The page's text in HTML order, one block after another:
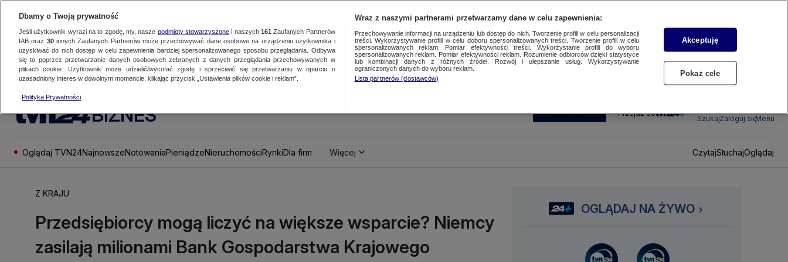
BIZNES SUBSKRYBUJ Przejdź do
SzukajZaloguj sięMenu
Oglądaj TVN24NajnowszeNotowaniaPieniądzeNieruchomościRynkiDla firm Więcej CzytajSłuchajOglądaj
Z KRAJU
Przedsiębiorcy mogą liczyć na większe wsparcie? Niemcy
zasilają milionami Bank Gospodarstwa Krajowego
OGLĄDAJ NA ŻYWO
Dbamy o Twoją prywatność
Jeśli użytkownik wyrazi na to zgodę, my, nasze podmioty stowarzyszonei naszych 161 Zaufanych Partnerów
IAB oraz 30innych Zaufanych Partnerów może przechowywać dane osobowe na urządzeniu użytkownika i
uzyskiwać do nich dostęp w celu zapewnienia bardziej spersonalizowanego sposobu przeglądania. Odbywa
się to poprzez przetwarzanie danych osobowych zebranych z danych przeglądania przechowywanych w
plikach cookie. Użytkownik może udzielić/wycofać zgodę i sprzeciwić się przetwarzaniu w oparciu o
uzasadniony interes w dowolnym momencie, klikając przycisk „Ustawienia plików cookie i reklam”.
Polityka Prywatności
Wraz z naszymi partnerami przetwarzamy dane w celu zapewnienia:
Przechowywanie informacji na urządzeniu lub dostęp do nich. Tworzenie profili w celu personalizacji
treści. Wykorzystywanie profili w celu doboru spersonalizowanych treści. Tworzenie profili w celu
spersonalizowanych reklam. Pomiar efektywności treści. Wykorzystanie profili do wyboru
spersonalizowanych reklam. Pomiar efektywności reklam. Rozumienie odbiorców dzięki statystyce
lub kombinacji danych z różnych źródeł. Rozwój i ulepszanie usług. Wykorzystywanie
ograniczonych danych do wyboru reklam.
Lista partnerów (dostawców)
Akceptuję
Pokaż cele